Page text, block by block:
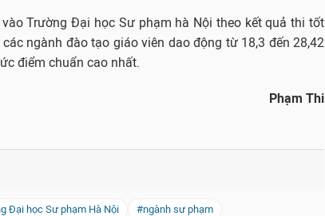
Trường Đại học Sư phạm hà Nội theo kết quả thi tốt
ngành đào tạo giáo viên dao động từ 18,3 đến 28,42
điểm chuẩn cao nhất.
Phạm Thi
Đại học Sư phạm Hà Nội
#ngành sư phạm